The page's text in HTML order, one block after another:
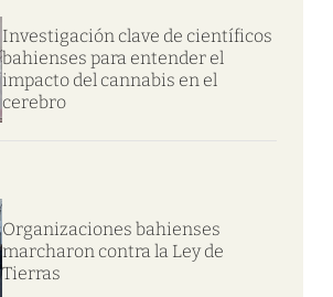
Investigación clave de científicos
bahienses para entender el
impacto del cannabis en el
cerebro
Organizaciones bahienses
marcharon contra la Ley de
Tierras